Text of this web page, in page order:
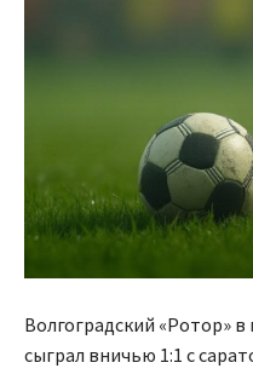
Волгоградский «Ротор»
сыграл вничью 1:1 с